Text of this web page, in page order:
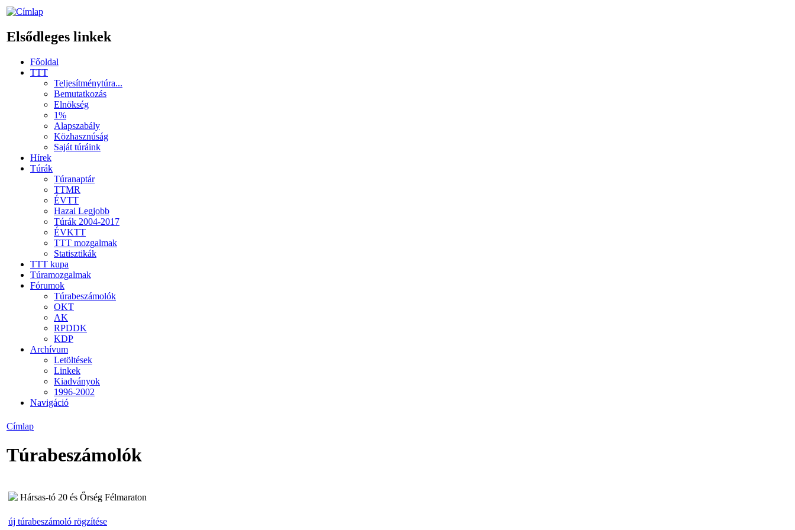
Elsődleges linkek
Főoldal
TTT
Teljesítménytúra...
Bemutatkozás
Elnökség
1%
Alapszabály
Közhasznúság
Saját túráink
Hírek
Túrák
Túranaptár
TTMR
ÉVTT
Hazai Legjobb
Túrák 2004-2017
ÉVKTT
TTT mozgalmak
Statisztikák
TTT kupa
Túramozgalmak
Fórumok
Túrabeszámolók
OKT
AK
RPDDK
KDP
Archívum
Letöltések
Linkek
Kiadványok
1996-2002
Navigáció
Címlap
Túrabeszámolók
Hársas-tó 20 és Őrség Félmaraton
új túrabeszámoló rögzítése